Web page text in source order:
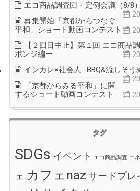
エコ商品調査団・定例会議（8/8）
募集開始「京都からつなぐ
平和」ショート動画コンテスト
【２回目中止】第１回 エコ商品
ポンジ編ー
インカレ×社会人 -BBQ&流しそう
「京都からみる平和」に関
するショート動画コンテスト
タグ
SDGs イベント エコ商品調査 エ
ェ カフェnaz サードプレ